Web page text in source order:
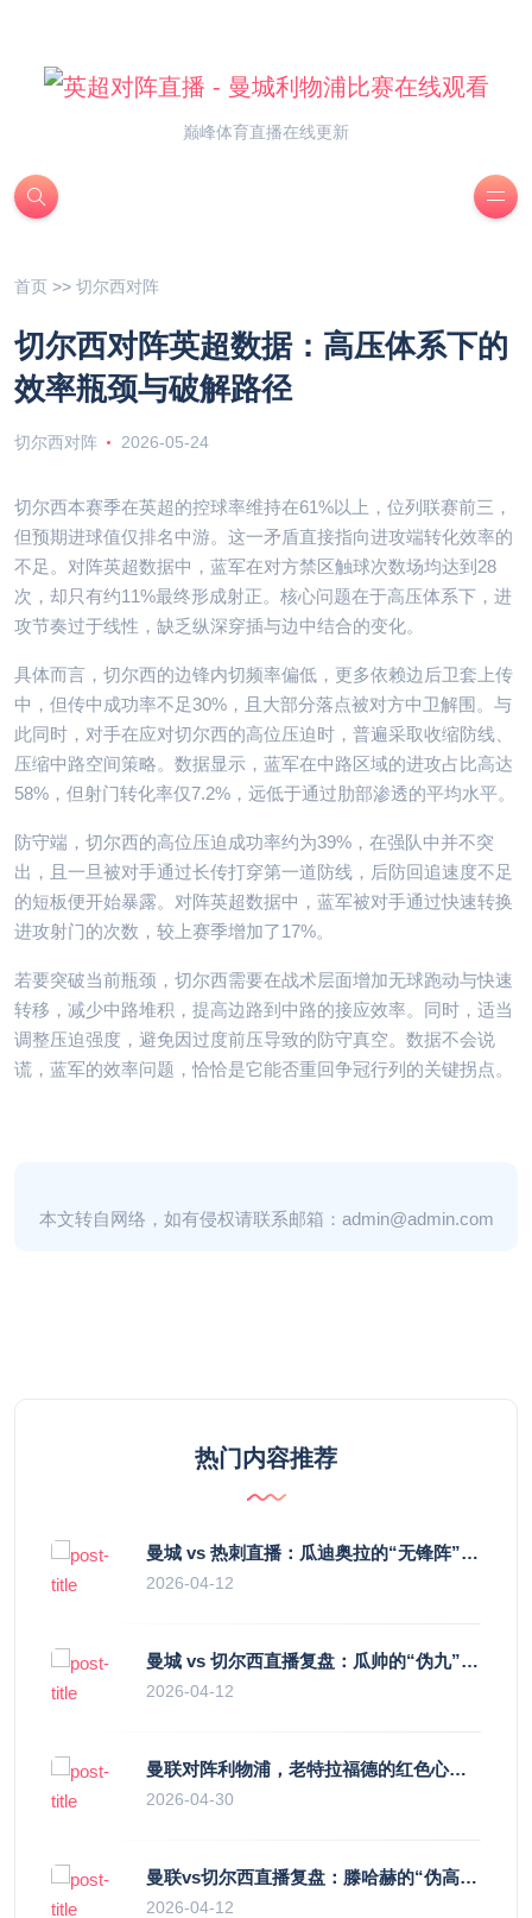
巅峰体育直播在线更新
首页 >> 切尔西对阵
切尔西对阵英超数据：高压体系下的
效率瓶颈与破解路径
切尔西对阵 2026-05-24
切尔西本赛季在英超的控球率维持在61%以上，位列联赛前三，
但预期进球值仅排名中游。这一矛盾直接指向进攻端转化效率的
不足。对阵英超数据中，蓝军在对方禁区触球次数场均达到28
次，却只有约11%最终形成射正。核心问题在于高压体系下，进
攻节奏过于线性，缺乏纵深穿插与边中结合的变化。
具体而言，切尔西的边锋内切频率偏低，更多依赖边后卫套上传
中，但传中成功率不足30%，且大部分落点被对方中卫解围。与
此同时，对手在应对切尔西的高位压迫时，普遍采取收缩防线、
压缩中路空间策略。数据显示，蓝军在中路区域的进攻占比高达
58%，但射门转化率仅7.2%，远低于通过肋部渗透的平均水平。
防守端，切尔西的高位压迫成功率约为39%，在强队中并不突
出，且一旦被对手通过长传打穿第一道防线，后防回追速度不足
的短板便开始暴露。对阵英超数据中，蓝军被对手通过快速转换
进攻射门的次数，较上赛季增加了17%。
若要突破当前瓶颈，切尔西需要在战术层面增加无球跑动与快速
转移，减少中路堆积，提高边路到中路的接应效率。同时，适当
调整压迫强度，避免因过度前压导致的防守真空。数据不会说
谎，蓝军的效率问题，恰恰是它能否重回争冠行列的关键拐点。
本文转自网络，如有侵权请联系邮箱：admin@admin.com
热门内容推荐
曼城 vs 热刺直播：瓜迪奥拉的“无锋阵”是天才设计还是自废武功？
2026-04-12
曼城 vs 切尔西直播复盘：瓜帅的“伪九”陷阱，如何绞杀蓝军的“三中卫”？
2026-04-12
曼联对阵利物浦，老特拉福德的红色心跳与蓝色暗涌
2026-04-30
曼联vs切尔西直播复盘：滕哈赫的“伪高位”与波切蒂诺的“无锋阵”，谁更拧巴？
2026-04-12